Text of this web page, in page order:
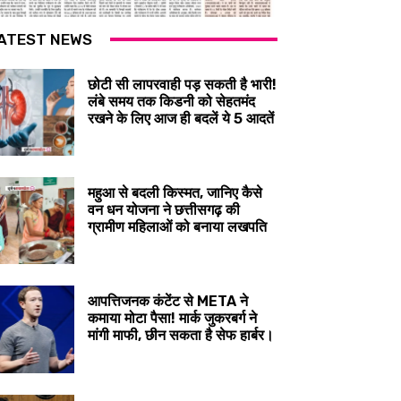
NEWS
छोटी सी लापरवाही पड़ सकती है भारी!
लंबे समय तक किडनी को सेहतमंद
रखने के लिए आज ही बदलें ये 5 आदतें
महुआ से बदली किस्मत, जानिए कैसे
वन धन योजना ने छत्तीसगढ़ की
ग्रामीण महिलाओं को बनाया लखपति
आपत्तिजनक कंटेंट से META ने
कमाया मोटा पैसा! मार्क जुकरबर्ग ने
मांगी माफी, छीन सकता है सेफ हार्बर।